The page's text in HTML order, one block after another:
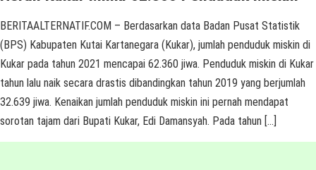
BERITAALTERNATIF.COM – Berdasarkan data Badan Pusat Statistik
(BPS) Kabupaten Kutai Kartanegara (Kukar), jumlah penduduk miskin di
Kukar pada tahun 2021 mencapai 62.360 jiwa. Penduduk miskin di Kukar
tahun lalu naik secara drastis dibandingkan tahun 2019 yang berjumlah
32.639 jiwa. Kenaikan jumlah penduduk miskin ini pernah mendapat
sorotan tajam dari Bupati Kukar, Edi Damansyah. Pada tahun […]